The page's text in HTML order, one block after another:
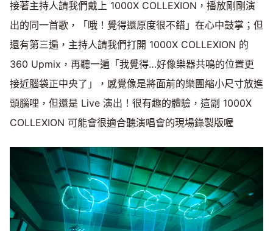
接著主持人請我們戴上 1000X COLLEXION，播放剛剛演
出的同一首歌，「哦！覺得還原度很不錯」在心中鼓掌；但
還有第三遍，主持人請我們打開 1000X COLLEXION 的
360 Upmix，再聽一遍「我覺得…好像樂器共鳴的位置更
接近腦袋正中央了」，感覺像是將面前的樂團縮小尺寸放進
頭腦哩，但還是 Live 演出！很有趣的體驗，這副 1000X
COLLEXION 可能會很適合聽演唱會的現場錄製版喔